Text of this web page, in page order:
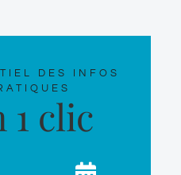
DES INFOS
1 clic